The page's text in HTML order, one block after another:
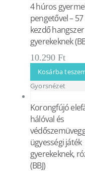
4 húros
pengetővel –
kezdő hangszer
gyerekeknek
10.290 Ft
Kosárba
Gyorsnézet
Korongfújó
hálóval és
ügyességi játék
gyerekeknek,
(BBJ)